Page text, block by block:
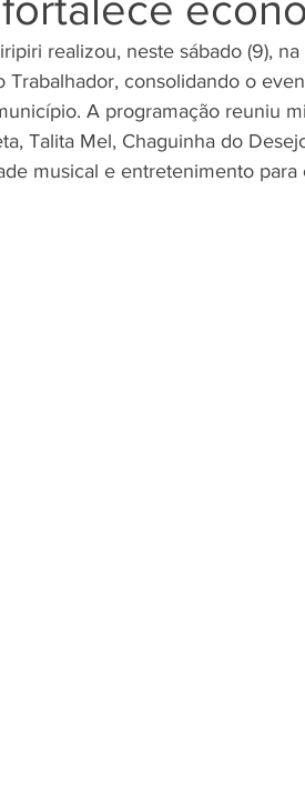
realizou, neste sábado (9),
Trabalhador, consolidando o
A programação reuniu
Talita Mel, Chaguinha do
musical e entretenimento para